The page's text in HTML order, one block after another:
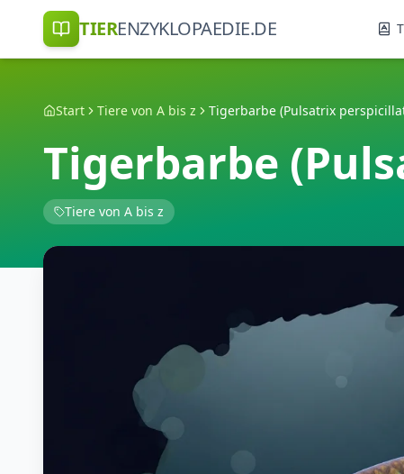
TIERENZYKLOPAEDIE.DE
Start Tiere von A bis z Tigerbarbe (Pulsatrix
Tigerbarbe
Tiere von A bis z